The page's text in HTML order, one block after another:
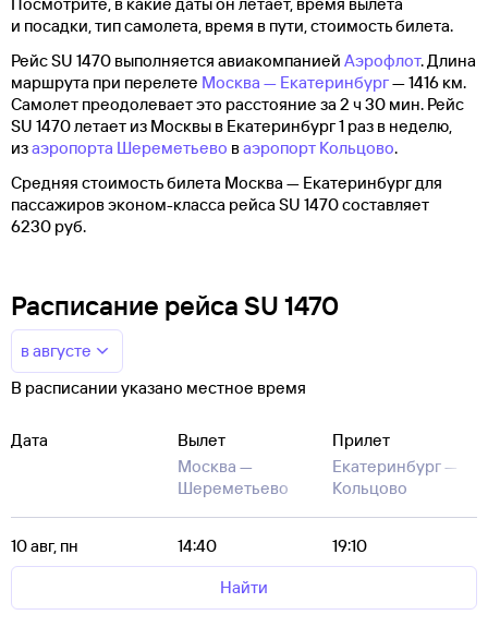
и посадки, тип самолета, время в пути, стоимость билета.
Рейс SU 1470 выполняется авиакомпанией Аэрофлот. Длина
маршрута при перелете Москва — Екатеринбург— 1416 км.
Самолет преодолевает это расстояние за 2 ч 30 мин. Рейс
SU 1470 летает из Москвы в Екатеринбург 1 раз в неделю,
изаэропорта Шереметьево ваэропорт Кольцово.
Средняя стоимость билета Москва — Екатеринбург для
пассажиров эконом-класса рейса SU 1470 составляет
6230 руб.
Расписание рейса SU 1470
в августе
В расписании указано местное время
Дата
Вылет
Москва —
Шереметьево
Прилет
Екатеринбург —
Кольцово
10 авг, пн 14:40
19:10
Найти